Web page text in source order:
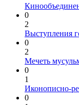
0
2
Выступления
0
2
Мечеть
0
1
Иконописно-
0